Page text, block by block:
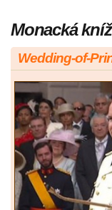
Monacká
Wedding-of-